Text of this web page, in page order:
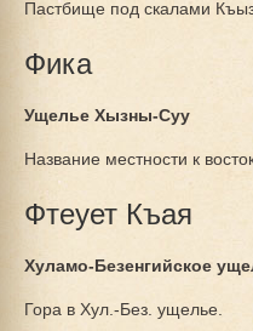
Пастбище под скалами
Фика
Ущелье Хызны-Суу
Название местности к
Фтеует Къая
Хуламо-Безенгийское
Гора в Хул.-Без. ущелье.